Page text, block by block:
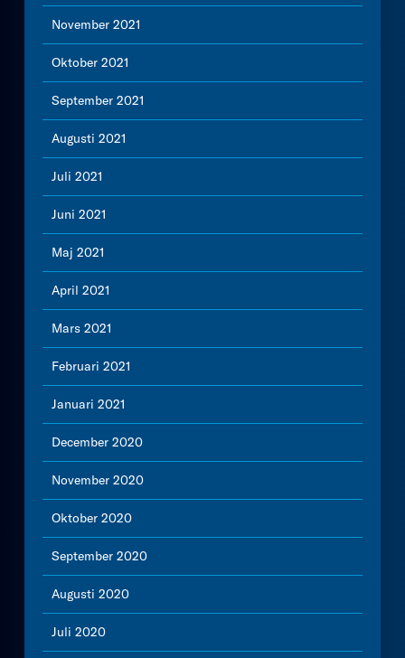
November 2021
Oktober 2021
September 2021
Augusti 2021
Juli 2021
Juni 2021
Maj 2021
April 2021
Mars 2021
Februari 2021
Januari 2021
December 2020
November 2020
Oktober 2020
September 2020
Augusti 2020
Juli 2020